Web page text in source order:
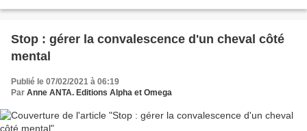
Stop : gérer la convalescence d'un cheval côté
mental
Publié le 07/02/2021 à 06:19
Par Anne ANTA. Editions Alpha et Omega